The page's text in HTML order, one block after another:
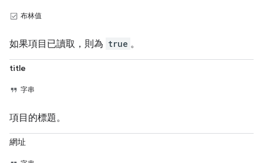
布林值
如果項目已讀取，則為 true 。
title
字串
項目的標題。
網址